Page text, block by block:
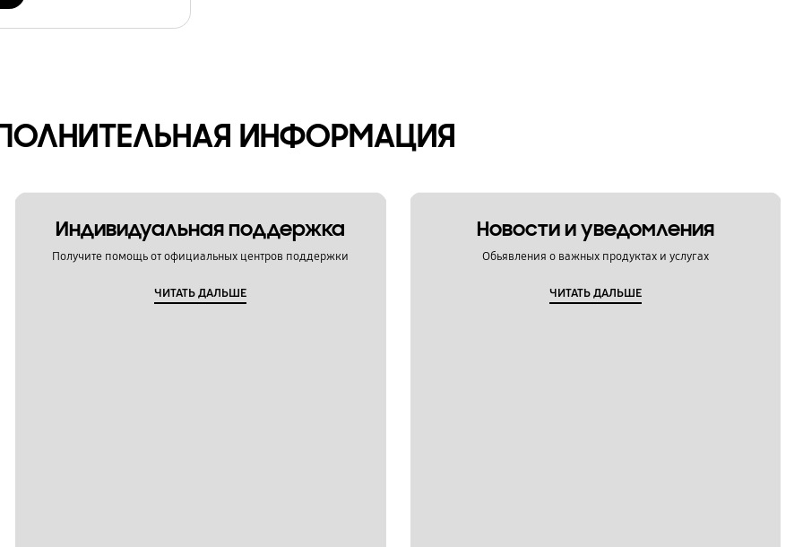
ИНФОРМАЦИЯ
Индивидуальная поддержка
Получите помощь от официальных центров поддержки
ЧИТАТЬ ДАЛЬШЕ
Новости и уведомления
Обьявления о важных продуктах и услугах
ЧИТАТЬ ДАЛЬШЕ